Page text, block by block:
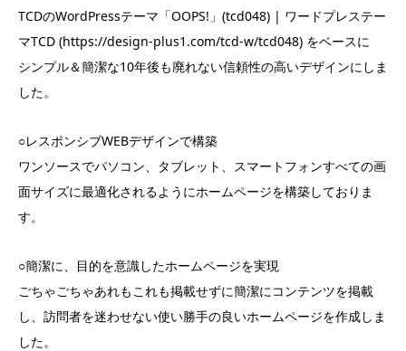
TCDのWordPressテーマ「OOPS!」(tcd048) | ワードプレステー
マTCD (https://design-plus1.com/tcd-w/tcd048) をベースに
シンプル＆簡潔な10年後も廃れない信頼性の高いデザインにしま
した。
○レスポンシブWEBデザインで構築
ワンソースでパソコン、タブレット、スマートフォンすべての画
面サイズに最適化されるようにホームページを構築しておりま
す。
○簡潔に、目的を意識したホームページを実現
ごちゃごちゃあれもこれも掲載せずに簡潔にコンテンツを掲載
し、訪問者を迷わせない使い勝手の良いホームページを作成しま
した。